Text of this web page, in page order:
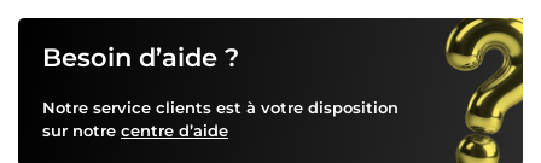
Besoin d’aide ?
Notre service clients est à votre disposition
sur notre centre d’aide